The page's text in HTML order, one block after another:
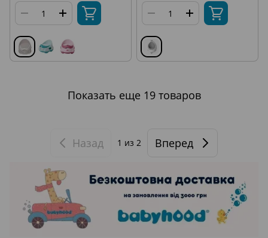
Показать еще 19 товаров
Назад 1 из 2 Вперед